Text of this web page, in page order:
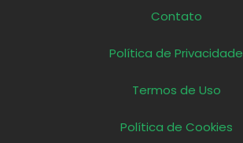
Contato
Política de Privacidade
Termos de Uso
Política de Cookies